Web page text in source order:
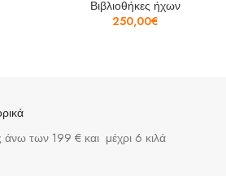
Βιβλιοθήκες ήχων
250,00€
άνω των 199 € και μέχρι 6 κιλά